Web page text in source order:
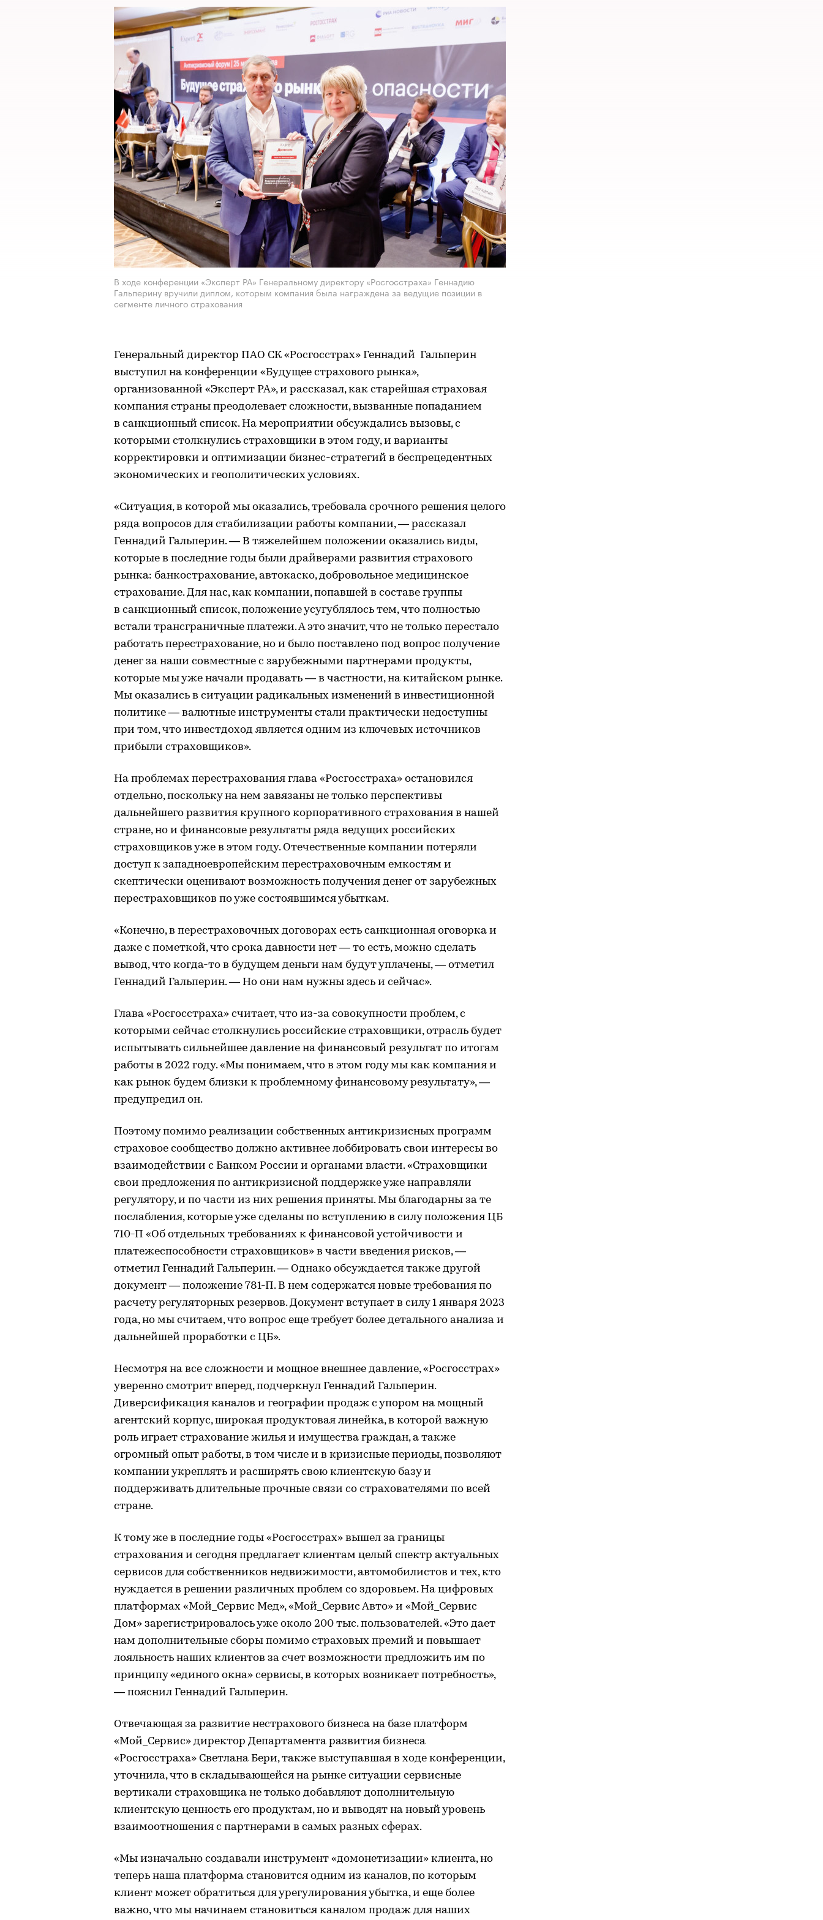
В ходе конференции «Эксперт РА» Генеральному директору «Росгосстраха» Геннадию
Гальперину вручили диплом, которым компания была награждена за ведущие позиции в
сегменте личного страхования
Генеральный директор ПАО СК «Росгосстрах» Геннадий Гальперин
выступил на конференции «Будущее страхового рынка»,
организованной «Эксперт РА», и рассказал, как старейшая страховая
компания страны преодолевает сложности, вызванные попаданием
в санкционный список. На мероприятии обсуждались вызовы, с
которыми столкнулись страховщики в этом году, и варианты
корректировки и оптимизации бизнес-стратегий в беспрецедентных
экономических и геополитических условиях.
«Ситуация, в которой мы оказались, требовала срочного решения целого
ряда вопросов для стабилизации работы компании, — рассказал
Геннадий Гальперин. — В тяжелейшем положении оказались виды,
которые в последние годы были драйверами развития страхового
рынка: банкострахование, автокаско, добровольное медицинское
страхование. Для нас, как компании, попавшей в составе группы
в санкционный список, положение усугублялось тем, что полностью
встали трансграничные платежи. А это значит, что не только перестало
работать перестрахование, но и было поставлено под вопрос получение
денег за наши совместные с зарубежными партнерами продукты,
которые мы уже начали продавать — в частности, на китайском рынке.
Мы оказались в ситуации радикальных изменений в инвестиционной
политике — валютные инструменты стали практически недоступны
при том, что инвестдоход является одним из ключевых источников
прибыли страховщиков».
На проблемах перестрахования глава «Росгосстраха» остановился
отдельно, поскольку на нем завязаны не только перспективы
дальнейшего развития крупного корпоративного страхования в нашей
стране, но и финансовые результаты ряда ведущих российских
страховщиков уже в этом году. Отечественные компании потеряли
доступ к западноевропейским перестраховочным емкостям и
скептически оценивают возможность получения денег от зарубежных
перестраховщиков по уже состоявшимся убыткам.
«Конечно, в перестраховочных договорах есть санкционная оговорка и
даже с пометкой, что срока давности нет — то есть, можно сделать
вывод, что когда-то в будущем деньги нам будут уплачены, — отметил
Геннадий Гальперин. — Но они нам нужны здесь и сейчас».
Глава «Росгосстраха» считает, что из-за совокупности проблем, с
которыми сейчас столкнулись российские страховщики, отрасль будет
испытывать сильнейшее давление на финансовый результат по итогам
работы в 2022 году. «Мы понимаем, что в этом году мы как компания и
как рынок будем близки к проблемному финансовому результату», —
предупредил он.
Поэтому помимо реализации собственных антикризисных программ
страховое сообщество должно активнее лоббировать свои интересы во
взаимодействии с Банком России и органами власти. «Страховщики
свои предложения по антикризисной поддержке уже направляли
регулятору, и по части из них решения приняты. Мы благодарны за те
послабления, которые уже сделаны по вступлению в силу положения ЦБ
710-П «Об отдельных требованиях к финансовой устойчивости и
платежеспособности страховщиков» в части введения рисков, —
отметил Геннадий Гальперин. — Однако обсуждается также другой
документ — положение 781-П. В нем содержатся новые требования по
расчету регуляторных резервов. Документ вступает в силу 1 января 2023
года, но мы считаем, что вопрос еще требует более детального анализа и
дальнейшей проработки с ЦБ».
Несмотря на все сложности и мощное внешнее давление, «Росгосстрах»
уверенно смотрит вперед, подчеркнул Геннадий Гальперин.
Диверсификация каналов и географии продаж с упором на мощный
агентский корпус, широкая продуктовая линейка, в которой важную
роль играет страхование жилья и имущества граждан, а также
огромный опыт работы, в том числе и в кризисные периоды, позволяют
компании укреплять и расширять свою клиентскую базу и
поддерживать длительные прочные связи со страхователями по всей
стране.
К тому же в последние годы «Росгосстрах» вышел за границы
страхования и сегодня предлагает клиентам целый спектр актуальных
сервисов для собственников недвижимости, автомобилистов и тех, кто
нуждается в решении различных проблем со здоровьем. На цифровых
платформах «Мой_Сервис Мед», «Мой_Сервис Авто» и «Мой_Сервис
Дом» зарегистрировалось уже около 200 тыс. пользователей. «Это дает
нам дополнительные сборы помимо страховых премий и повышает
лояльность наших клиентов за счет возможности предложить им по
принципу «единого окна» сервисы, в которых возникает потребность»,
— пояснил Геннадий Гальперин.
Отвечающая за развитие нестрахового бизнеса на базе платформ
«Мой_Сервис» директор Департамента развития бизнеса
«Росгосстраха» Светлана Бери, также выступавшая в ходе конференции,
уточнила, что в складывающейся на рынке ситуации сервисные
вертикали страховщика не только добавляют дополнительную
клиентскую ценность его продуктам, но и выводят на новый уровень
взаимоотношения с партнерами в самых разных сферах.
«Мы изначально создавали инструмент «домонетизации» клиента, но
теперь наша платформа становится одним из каналов, по которым
клиент может обратиться для урегулирования убытка, и еще более
важно, что мы начинаем становиться каналом продаж для наших